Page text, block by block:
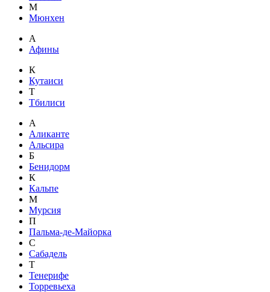
М
Мюнхен
А
Афины
К
Кутаиси
Т
Тбилиси
А
Аликанте
Альсира
Б
Бенидорм
К
Кальпе
М
Мурсия
П
Пальма-де-Майорка
С
Сабадель
Т
Тенерифе
Торревьеха